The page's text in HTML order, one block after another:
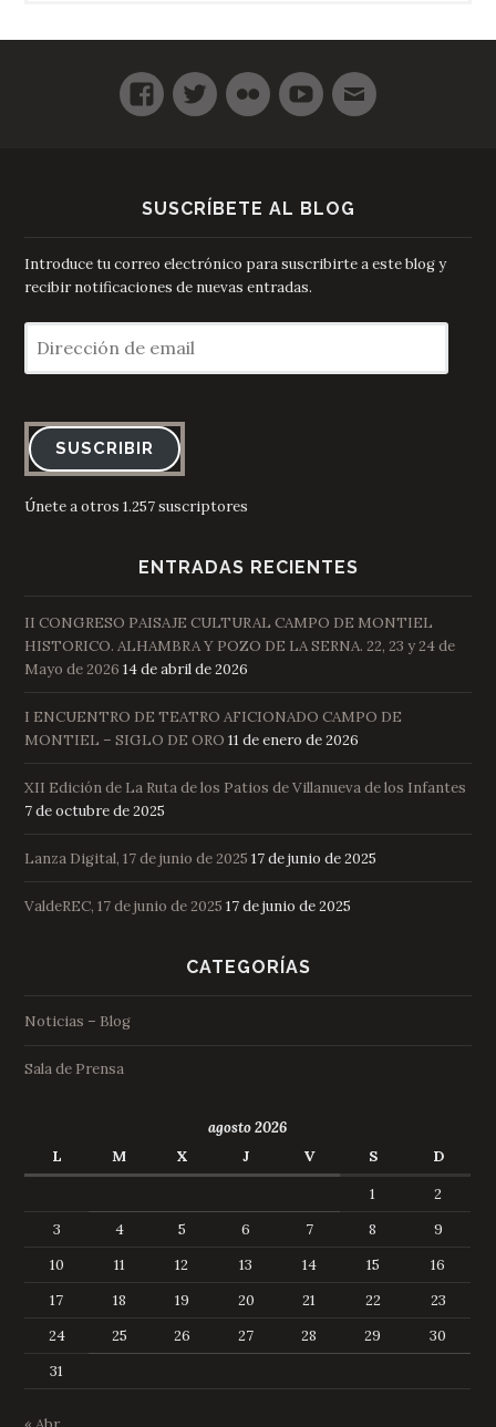
SUSCRÍBETE AL BLOG
Introduce tu correo electrónico para suscribirte a este blog y
recibir notificaciones de nuevas entradas.
de
email
SUSCRIBIR
Únete a otros 1.257 suscriptores
ENTRADAS RECIENTES
II CONGRESO PAISAJE CULTURAL CAMPO DE MONTIEL
HISTORICO. ALHAMBRA Y POZO DE LA SERNA. 22, 23 y 24 de
Mayo de 2026 14 de abril de 2026
I ENCUENTRO DE TEATRO AFICIONADO CAMPO DE
MONTIEL – SIGLO DE ORO 11 de enero de 2026
XII Edición de La Ruta de los Patios de Villanueva de los Infantes
7 de octubre de 2025
Lanza Digital, 17 de junio de 2025 17 de junio de 2025
ValdeREC, 17 de junio de 2025 17 de junio de 2025
CATEGORÍAS
Noticias – Blog
Sala de Prensa
agosto 2026
L
M X J V S
D
1
2
3
4 5 6 7 8
9
10
11 12 13 14 15
16
17
18 19 20 21 22
23
24
25 26 27 28 29
30
31